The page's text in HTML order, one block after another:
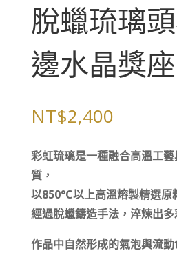
脫蠟琉璃
邊水晶獎
NT$2,400
彩虹琉璃是一種融合高溫工
質，
以850°C以上高溫熔製精選原
經過脫蠟鑄造手法，淬煉出多
作品中自然形成的氣泡與流動